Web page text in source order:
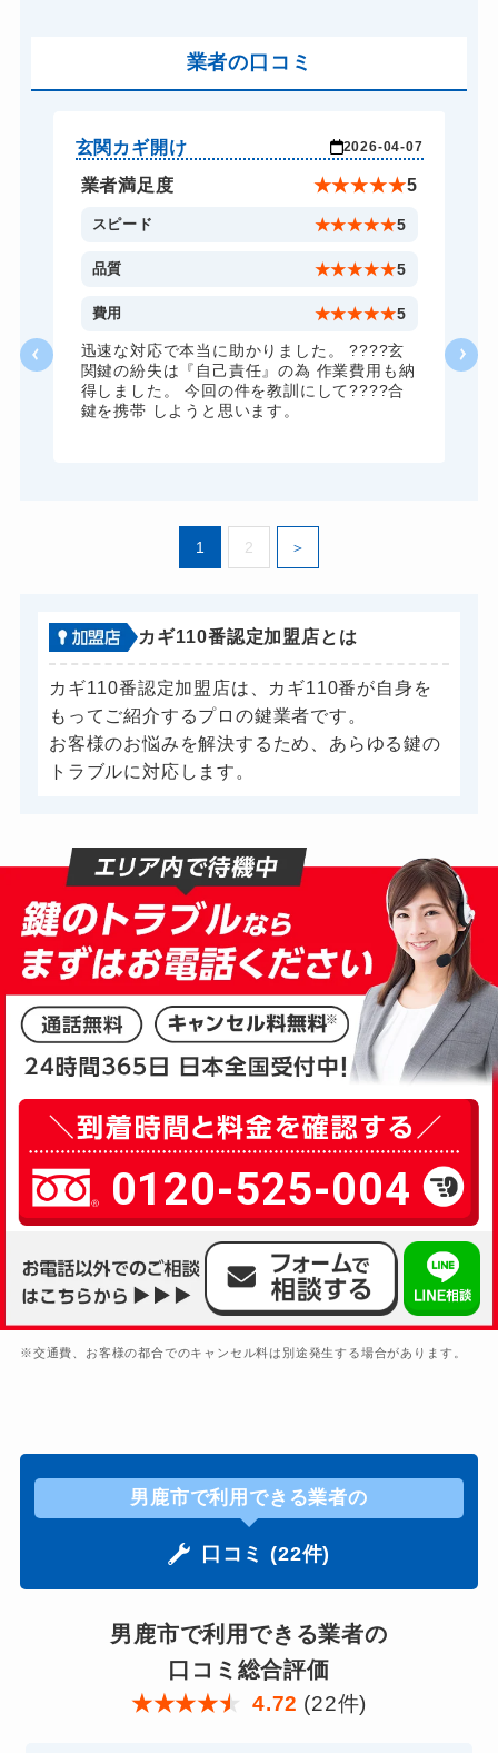
バイクカギ開け
金庫カギ開け 14,300円～(税込)
金庫カギ修理 11,000円～(税込)
ロッカーカギ開け 8,800円～(税込)
ドアノブカギ開け 10,780円～(税込)
業者の口コミ
玄関カギ開け 2026-04-07
業者満足度 ★★★★★5
スピード ★★★★★5
品質 ★★★★★5
費用 ★★★★★5
迅速な対応で本当に助かりました。 ????玄
関鍵の紛失は『自己責任』の為 作業費用も納
得しました。 今回の件を教訓にして????合
鍵を携帯 しようと思います。
1 2
カギ110番認定加盟店とは
カギ110番認定加盟店は、カギ110番が自身を
もってご紹介するプロの鍵業者です。
お客様のお悩みを解決するため、あらゆる鍵の
トラブルに対応します。
0120-525-004
※交通費、お客様の都合でのキャンセル料は別途発生する場合があります。
男鹿市で利用できる業者の
口コミ (22件)
男鹿市で利用できる業者の
口コミ総合評価
★★★★★ 4.72 (22件)